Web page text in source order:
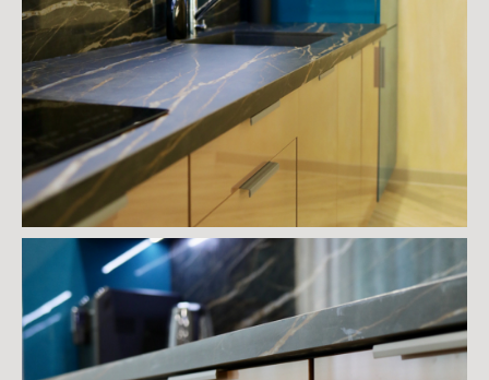
Свяжитесь с нами для
обсуждения вашего